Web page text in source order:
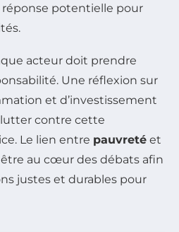
potentielle pour
acteur doit prendre
Une réflexion sur
et d’investissement
contre cette
Le lien entre pauvreté et
au cœur des débats afin
justes et durables pour